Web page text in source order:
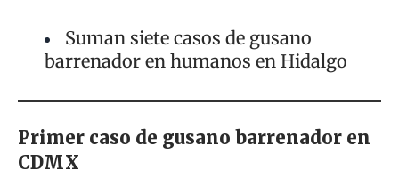
Suman siete casos de gusano
barrenador en humanos en Hidalgo
Primer caso de gusano barrenador en
CDMX